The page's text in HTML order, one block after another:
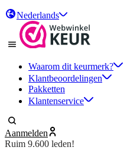
Nederlands
Waarom dit keurmerk?
Klantbeoordelingen
Pakketten
Klantenservice
Aanmelden
Ruim 9.600 leden!